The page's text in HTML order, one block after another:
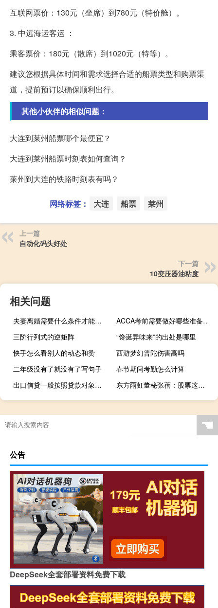
互联网票价：130元（坐席）到780元（特价舱）。
3. 中远海运客运 ：
乘客票价：180元（散席）到1020元（特等）。
建议您根据具体时间和需求选择合适的船票类型和购票渠
道，提前预订以确保顺利出行。
其他小伙伴的相似问题：
大连到莱州船票哪个最便宜？
大连到莱州船票时刻表如何查询？
莱州到大连的铁路时刻表有吗？
网络标签： 大连 船票 莱州
上一篇
自动化码头好处
下一篇
10变压器油粘度
相关问题
夫妻离婚需要什么条件才能离婚
ACCA考前需要做好哪些准备工作
三阶行列式的逆矩阵
“馋涎异味来”的出处是哪里
快手怎么看别人的动态和赞
西游梦幻普陀伤害高吗
二年级没有了就没有了写句子
春节期间考勤怎么计算
出口信贷一般按照贷款对象进行划分可分为（出口信贷）
东方雨虹董秘张蓓：股票这样一个跌法已经完全超出我的预期
☚
公告
DeepSeek全套部署资料免费下载